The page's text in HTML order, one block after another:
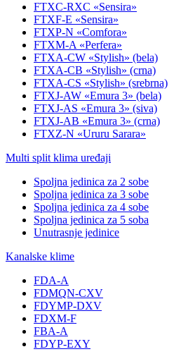
FTXC-RXC «Sensira»
FTXF-E «Sensira»
FTXP-N «Comfora»
FTXM-A «Perfera»
FTXA-CW «Stylish» (bela)
FTXA-CB «Stylish» (crna)
FTXA-CS «Stylish» (srebrna)
FTXJ-AW «Emura 3» (bela)
FTXJ-AS «Emura 3» (siva)
FTXJ-AB «Emura 3» (crna)
FTXZ-N «Ururu Sarara»
Multi split klima uređaji
Spoljna jedinica za 2 sobe
Spoljna jedinica za 3 sobe
Spoljna jedinica za 4 sobe
Spoljna jedinica za 5 soba
Unutrasnje jedinice
Kanalske klime
FDA-A
FDMQN-CXV
FDYMP-DXV
FDXM-F
FBA-A
FDYP-EXY